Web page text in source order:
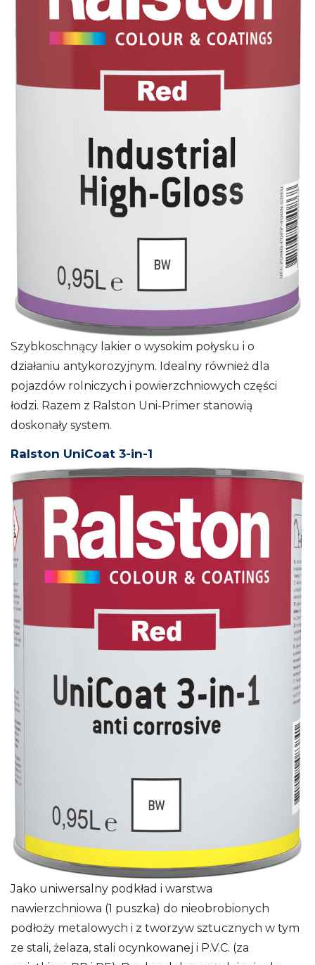
Szybkoschnący lakier o wysokim połysku i o
działaniu antykorozyjnym. Idealny również dla
pojazdów rolniczych i powierzchniowych części
łodzi. Razem z Ralston Uni-Primer stanowią
doskonały system.
Ralston UniCoat 3-in-1
Jako uniwersalny podkład i warstwa
nawierzchniowa (1 puszka) do nieobrobionych
podłoży metalowych i z tworzyw sztucznych w tym
ze stali, żelaza, stali ocynkowanej i P.V.C. (za